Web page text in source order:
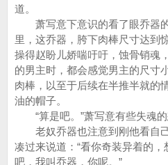
道。
萧写意下意识的看了眼乔器的
里，这乔器，胯下肉棒尺寸达到
操得赵盼儿娇喘吁吁，蚀骨销魂
的男主时，都会感觉男主的尺寸
肉棒，以至于后续在半推半就的
油的帽子。
“算是吧。”萧写意有些失魂的
老奴乔器也注意到刚他看自
凑过来说道：“看你奇装异着的
吧，我叫乔器，你呢。”